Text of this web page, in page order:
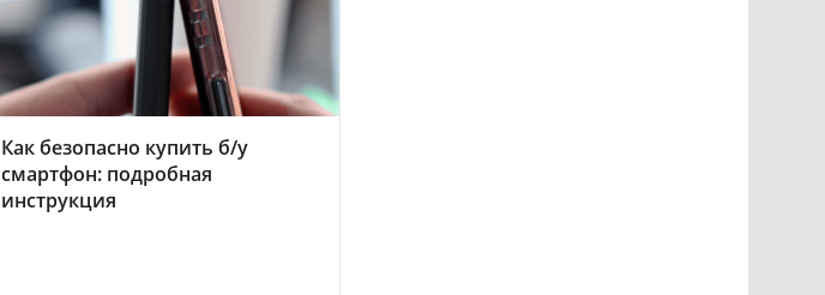
Как безопасно купить б/у
смартфон: подробная
инструкция